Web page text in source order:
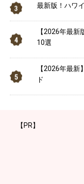
最新版！ハワ
【2026年最
10選
【2026年最
ド
【PR】